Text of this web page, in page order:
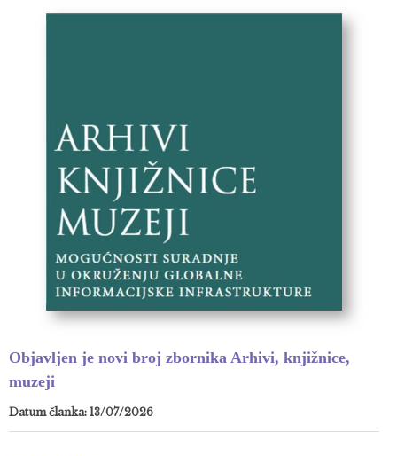
Objavljen je novi broj zbornika Arhivi, knjižnice,
muzeji
Datum članka: 13/07/2026